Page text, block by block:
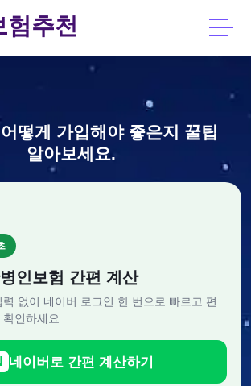
험추천
떻게 가입해야 좋은지 꿀팁
알아보세요.
인보험 간편 계산
없이 네이버 로그인 한 번으로 빠르고 편
인하세요.
네이버로 간편 계산하기